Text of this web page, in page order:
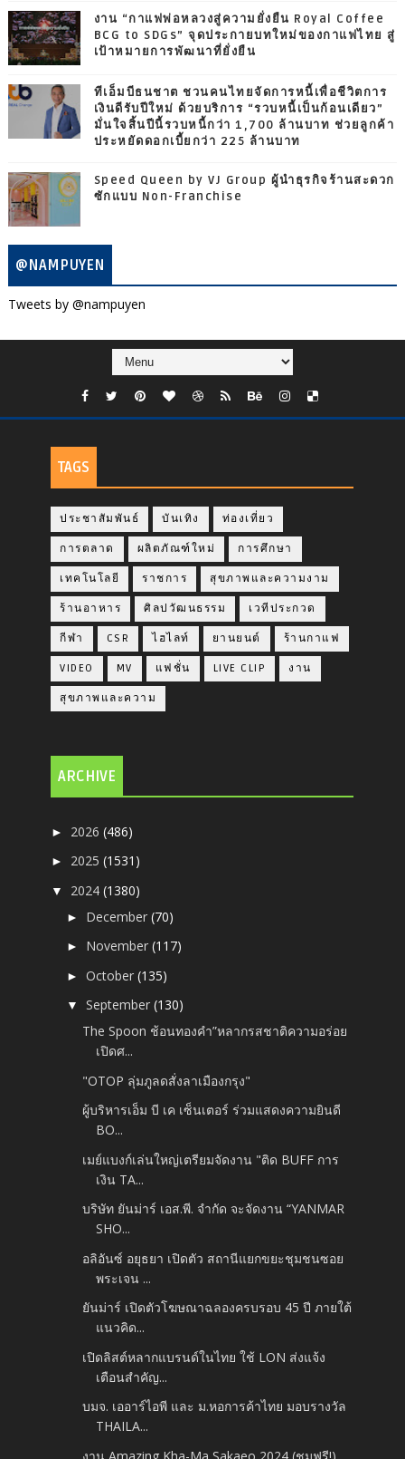
งาน “กาแฟพ่อหลวงสู่ความยั่งยืน Royal Coffee
BCG to SDGs” จุดประกายบทใหม่ของกาแฟไทย สู่
เป้าหมายการพัฒนาที่ยั่งยืน
ทีเอ็มบีธนชาต ชวนคนไทยจัดการหนี้เพื่อชีวิตการ
เงินดีรับปีใหม่ ด้วยบริการ “รวบหนี้เป็นก้อนเดียว”
มั่นใจสิ้นปีนี้รวบหนี้กว่า 1,700 ล้านบาท ช่วยลูกค้า
ประหยัดดอกเบี้ยกว่า 225 ล้านบาท
Speed Queen by VJ Group ผู้นำธุรกิจร้านสะดวก
ซักแบบ Non-Franchise
@NAMPUYEN
Tweets by @nampuyen
TAGS
ประชาสัมพันธ์ บันเทิง ท่องเที่ยว
การตลาด ผลิตภัณฑ์ใหม่ การศึกษา
เทคโนโลยี ราชการ สุขภาพและความงาม
ร้านอาหาร ศิลปวัฒนธรรม เวทีประกวด
กีฬา CSR ไฮไลท์ ยานยนต์ ร้านกาแฟ
VIDEO MV แฟชั่น LIVE CLIP งาน
สุขภาพและความ
ARCHIVE
► 2026(486)
► 2025(1531)
▼ 2024(1380)
► December(70)
► November(117)
►October(135)
▼September(130)
The Spoon ช้อนทองคำ”หลากรสชาติความอร่อย
เปิดศ...
"OTOP ลุ่มภูลดสั่งลาเมืองกรุง"
ผู้บริหารเอ็ม บี เค เซ็นเตอร์ ร่วมแสดงความยินดี
BO...
เมย์แบงก์เล่นใหญ่เตรียมจัดงาน "ติด BUFF การ
เงิน TA...
บริษัท ยันม่าร์ เอส.พี. จำกัด จะจัดงาน “YANMAR
SHO...
อลิอันซ์ อยุธยา เปิดตัว สถานีแยกขยะชุมชนซอย
พระเจน ...
ยันม่าร์ เปิดตัวโฆษณาฉลองครบรอบ 45 ปี ภายใต้
แนวคิด...
เปิดลิสต์หลากแบรนด์ในไทย ใช้ LON ส่งแจ้ง
เตือนสำคัญ...
บมจ. เออาร์ไอพี และ ม.หอการค้าไทย มอบรางวัล
THAILA...